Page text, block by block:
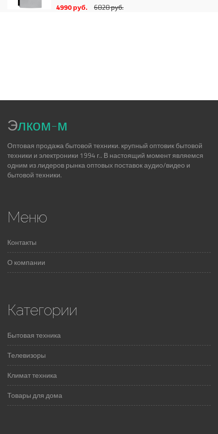
4990 руб. 6828 руб.
Элком-м
Оптовая продажа бытовой техники. крупный оптовик бытовой
техники и электроники 1994 г.. В настоящий момент являемся
одним из лидеров рынка оптовых поставок аудио/видео и
бытовой техники.
Меню
Контакты
О компании
Категории
Бытовая техника
Телевизоры
Климат техника
Товары для дома